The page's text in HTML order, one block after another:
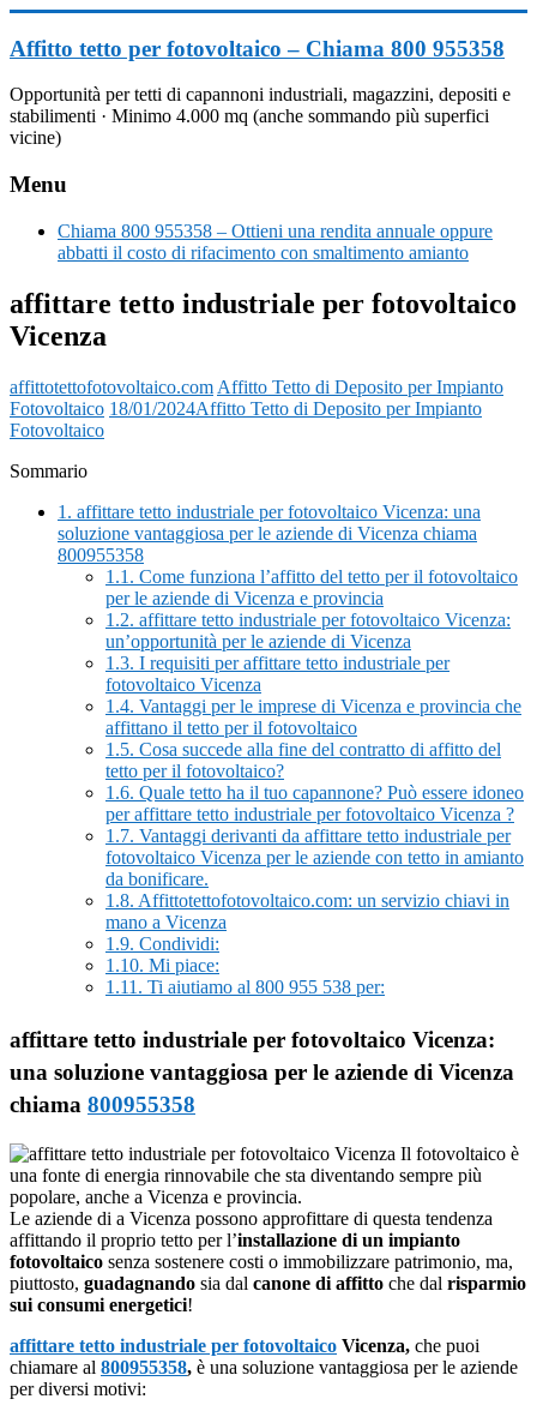
al
contenuto
Affitto tetto per fotovoltaico – Chiama 800 955358
Opportunità per tetti di capannoni industriali, magazzini, depositi e
stabilimenti · Minimo 4.000 mq (anche sommando più superfici
vicine)
Menu
Chiama 800 955358 – Ottieni una rendita annuale oppure
abbatti il costo di rifacimento con smaltimento amianto
affittare tetto industriale per fotovoltaico
Vicenza
affittotettofotovoltaico.com Affitto Tetto di Deposito per Impianto
Fotovoltaico 18/01/2024Affitto Tetto di Deposito per Impianto
Fotovoltaico
Sommario
1. affittare tetto industriale per fotovoltaico Vicenza: una
soluzione vantaggiosa per le aziende di Vicenza chiama
800955358
1.1. Come funziona l’affitto del tetto per il fotovoltaico
per le aziende di Vicenza e provincia
1.2. affittare tetto industriale per fotovoltaico Vicenza:
un’opportunità per le aziende di Vicenza
1.3. I requisiti per affittare tetto industriale per
fotovoltaico Vicenza
1.4. Vantaggi per le imprese di Vicenza e provincia che
affittano il tetto per il fotovoltaico
1.5. Cosa succede alla fine del contratto di affitto del
tetto per il fotovoltaico?
1.6. Quale tetto ha il tuo capannone? Può essere idoneo
per affittare tetto industriale per fotovoltaico Vicenza ?
1.7. Vantaggi derivanti da affittare tetto industriale per
fotovoltaico Vicenza per le aziende con tetto in amianto
da bonificare.
1.8. Affittotettofotovoltaico.com: un servizio chiavi in
mano a Vicenza
1.9. Condividi:
1.10. Mi piace:
1.11. Ti aiutiamo al 800 955 538 per:
affittare tetto industriale per fotovoltaico Vicenza:
una soluzione vantaggiosa per le aziende di Vicenza
chiama 800955358
Il fotovoltaico è
una fonte di energia rinnovabile che sta diventando sempre più
popolare, anche a Vicenza e provincia.
Le aziende di a Vicenza possono approfittare di questa tendenza
affittando il proprio tetto per l’installazione di un impianto
fotovoltaico senza sostenere costi o immobilizzare patrimonio, ma,
piuttosto, guadagnando sia dal canone di affitto che dal risparmio
sui consumi energetici!
affittare tetto industriale per fotovoltaico Vicenza, che puoi
chiamare al 800955358, è una soluzione vantaggiosa per le aziende
per diversi motivi: